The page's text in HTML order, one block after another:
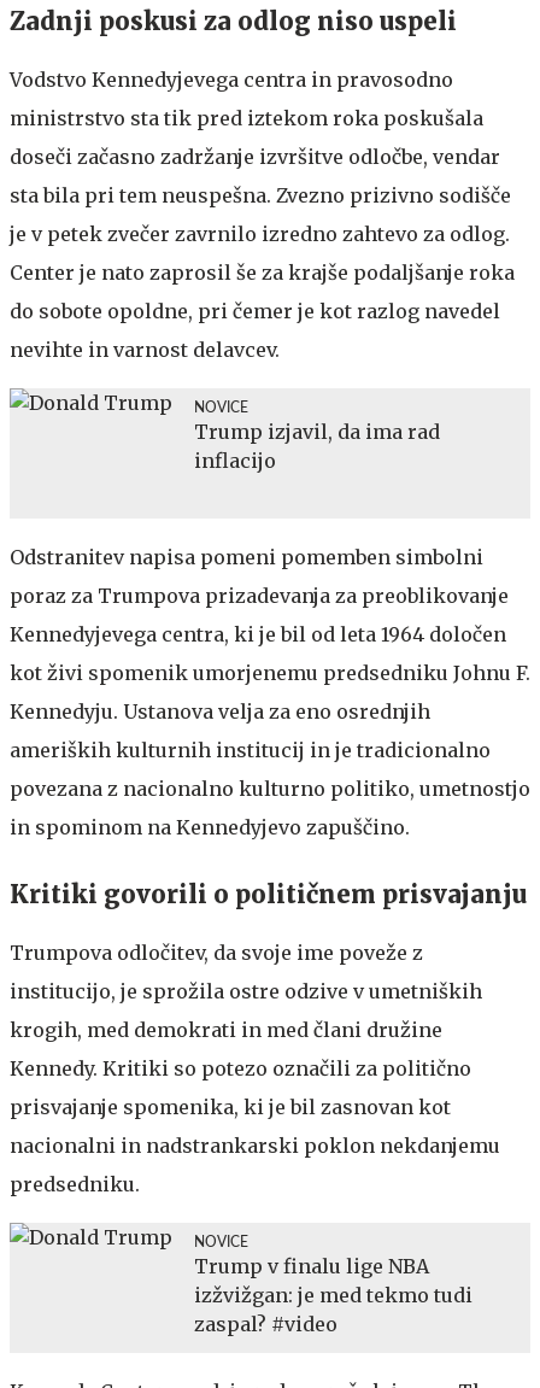
Zadnji poskusi za odlog niso uspeli
Vodstvo Kennedyjevega centra in pravosodno
ministrstvo sta tik pred iztekom roka poskušala
doseči začasno zadržanje izvršitve odločbe, vendar
sta bila pri tem neuspešna. Zvezno prizivno sodišče
je v petek zvečer zavrnilo izredno zahtevo za odlog.
Center je nato zaprosil še za krajše podaljšanje roka
do sobote opoldne, pri čemer je kot razlog navedel
nevihte in varnost delavcev.
NOVICE
Trump izjavil, da ima rad
inflacijo
Odstranitev napisa pomeni pomemben simbolni
poraz za Trumpova prizadevanja za preoblikovanje
Kennedyjevega centra, ki je bil od leta 1964 določen
kot živi spomenik umorjenemu predsedniku Johnu F.
Kennedyju. Ustanova velja za eno osrednjih
ameriških kulturnih institucij in je tradicionalno
povezana z nacionalno kulturno politiko, umetnostjo
in spominom na Kennedyjevo zapuščino.
Kritiki govorili o političnem prisvajanju
Trumpova odločitev, da svoje ime poveže z
institucijo, je sprožila ostre odzive v umetniških
krogih, med demokrati in med člani družine
Kennedy. Kritiki so potezo označili za politično
prisvajanje spomenika, ki je bil zasnovan kot
nacionalni in nadstrankarski poklon nekdanjemu
predsedniku.
NOVICE
Trump v finalu lige NBA
izžvižgan: je med tekmo tudi
zaspal? #video